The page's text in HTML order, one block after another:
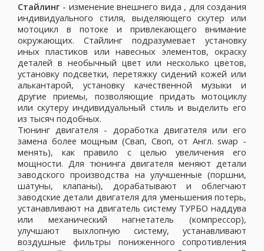
Стайлинг - изменение внешнего вида , для создания
индивидуального стиля, выделяющего скутер или
мотоцикл в потоке и привлекающего внимание
окружающих. Стайлинг подразумевает установку
иных пластиков или навесных элементов, окраску
деталей в необычный цвет или несколько цветов,
установку подсветки, перетяжку сидений кожей или
алькантарой, установку качественной музыки и
другие приемы, позволяющие придать мотоциклу
или скутеру индивидуальный стиль и выделить его
из тысяч подобных.
Тюнинг двигателя - доработка двигателя или его
замена более мощным (Свап, Своп, от Англ. swap -
менять), как правило с целью увеличения его
мощности. Для тюнинга двигателя меняют детали
заводского производства на улучшенные (поршни,
шатуны, клапаны), дорабатывают и облегчают
заводские детали двигателя для уменьшения потерь,
устанавливают на двигатель систему ТУРБО наддува
или механический нагнетатель (компрессор),
улучшают выхлопную систему, устанавливают
воздушные фильтры пониженного сопротивления